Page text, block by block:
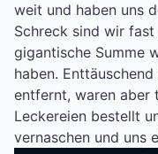
weit und haben uns
Schreck sind wir
gigantische Summe
haben.
entfernt, waren aber
Leckereien bestellt
vernaschen und uns